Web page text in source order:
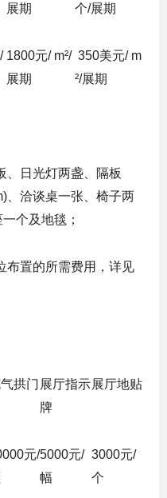
展期
个/展期
1800元/ m²/
展期
350美元/ m
²/展期
、日光灯两盏、隔板
、洽谈桌一张、椅子两
个及地毯；
布置的所需费用，详见
拱门 展厅指示
牌
展厅地贴
元/5000元/
幅
3000元/
个